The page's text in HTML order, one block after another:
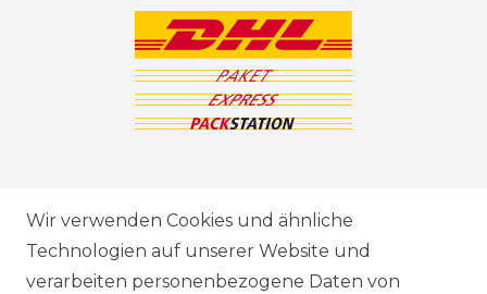
VERSANDARTEN & -KOSTEN
Wir verwenden Cookies und ähnliche
Technologien auf unserer Website und
verarbeiten personenbezogene Daten von